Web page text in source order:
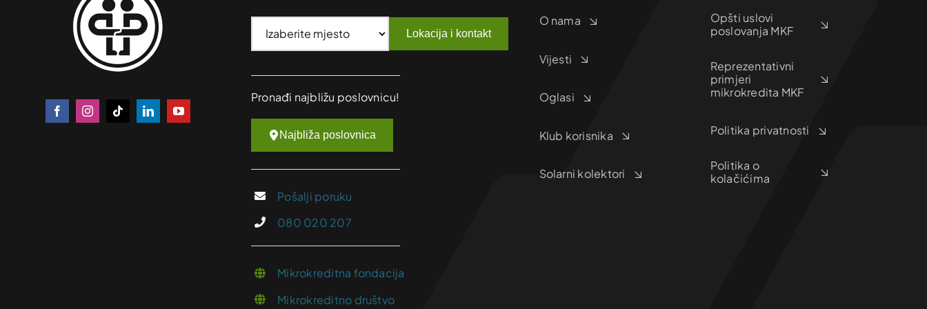
Lokacija i kontakt
Pronađi najbližu poslovnicu!
Najbliža poslovnica
Pošalji poruku
080 020 207
Mikrokreditna fondacija
Mikrokreditno društvo
O nama
Vijesti
Oglasi
Klub korisnika
Solarni kolektori
Opšti uslovi
poslovanja MKF
Reprezentativni
primjeri
mikrokredita MKF
Politika privatnosti
Politika o
kolačićima